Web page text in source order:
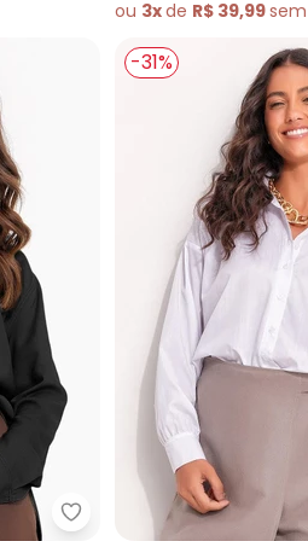
ou 3xde R$ 39,99sem
Quintess - Blusa (Preto)
-31%